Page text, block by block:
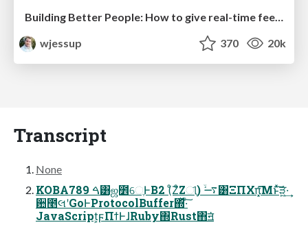
wjessup
370 20k
Transcript
None
KOBA789 ࠓ͸ஜ೾େֶͰB2 (ͦΖͦΖୀֶ) ࠷ۙ͸ΞΠΧπ͓͡͞Μͱͯ͠ੜ͖͍ͯ·͢
਺೥લʹGoͰProtocolBuffer΍ͬͯ·ͨ͠
JavaScript͕ϝΠϯͰɺRuby΍Rust΋ॻ͘